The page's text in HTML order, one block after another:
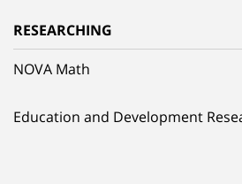
RESEARCHING
NOVA Math
Education and Development